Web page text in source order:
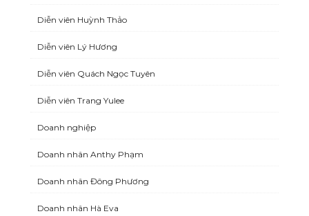
Diễn viên Huỳnh Thảo
Diễn viên Lý Hương
Diễn viên Quách Ngọc Tuyên
Diễn viên Trang Yulee
Doanh nghiệp
Doanh nhân Anthy Phạm
Doanh nhân Đông Phương
Doanh nhân Hà Eva